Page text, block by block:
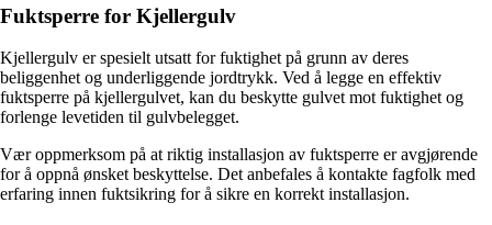
Fuktsperre for Kjellergulv
Kjellergulv er spesielt utsatt for fuktighet på grunn av deres
beliggenhet og underliggende jordtrykk. Ved å legge en effektiv
fuktsperre på kjellergulvet, kan du beskytte gulvet mot fuktighet og
forlenge levetiden til gulvbelegget.
Vær oppmerksom på at riktig installasjon av fuktsperre er avgjørende
for å oppnå ønsket beskyttelse. Det anbefales å kontakte fagfolk med
erfaring innen fuktsikring for å sikre en korrekt installasjon.